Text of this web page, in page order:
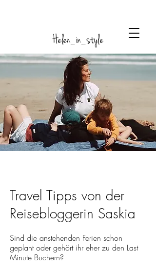
Helen_in_style
Travel Tipps von der
Reisebloggerin Saskia
Sind die anstehenden Ferien schon
geplant oder gehört ihr eher zu den Last
Minute Buchern?